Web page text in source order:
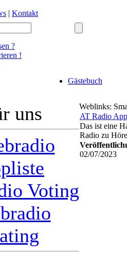
| Kontakt
?
!
Gästebuch
uns
Weblinks:
AT Radio App
Das ist eine
Radio zu
02/07/2023